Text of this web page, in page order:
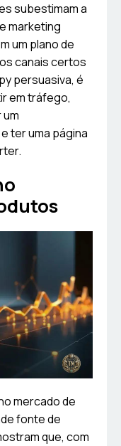
subestimam a
marketing
um plano de
canais certos
persuasiva, é
em tráfego,
ter uma página
mercado de
fonte de
que, com